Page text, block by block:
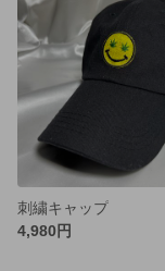
刺繍キャップ
4,980円